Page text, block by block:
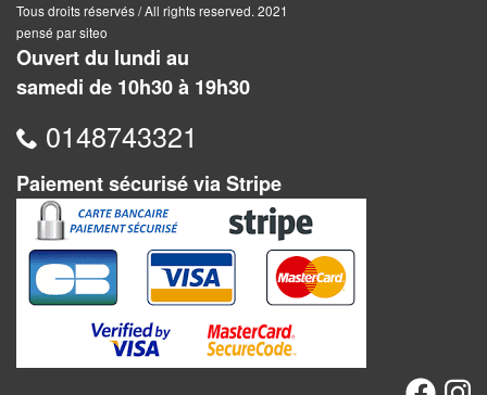
Ambiance
Coopératif
Gestion
Escape
Game
/
Enquête
Tous droits réservés / All rights reserved. 2021
pensé par siteo
Ouvert du lundi au
samedi de 10h30 à 19h30
0148743321
Paiement sécurisé via Stripe